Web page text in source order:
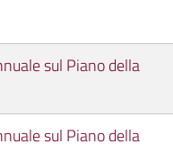
sul Piano della
sul Piano della